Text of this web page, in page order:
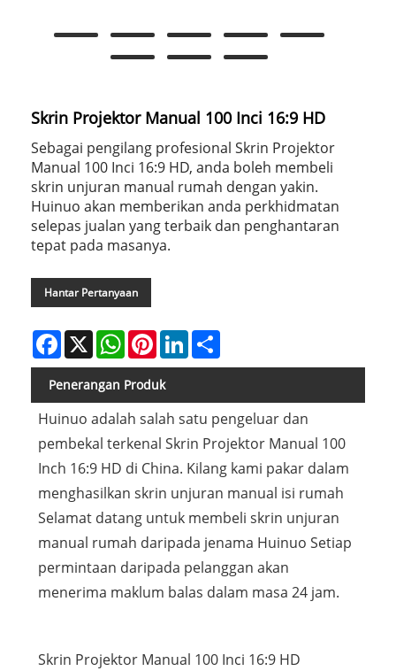
Skrin Projektor Manual 100 Inci 16:9 HD
Sebagai pengilang profesional Skrin Projektor
Manual 100 Inci 16:9 HD, anda boleh membeli
skrin unjuran manual rumah dengan yakin.
Huinuo akan memberikan anda perkhidmatan
selepas jualan yang terbaik dan penghantaran
tepat pada masanya.
Hantar Pertanyaan
Facebook
X WhatsAppPinterestLinkedIn
Penerangan Produk
Huinuo adalah salah satu pengeluar dan
pembekal terkenal Skrin Projektor Manual 100
Inch 16:9 HD di China. Kilang kami pakar dalam
menghasilkan skrin unjuran manual isi rumah
Selamat datang untuk membeli skrin unjuran
manual rumah daripada jenama Huinuo Setiap
permintaan daripada pelanggan akan
menerima maklum balas dalam masa 24 jam.
Skrin Projektor Manual 100 Inci 16:9 HD